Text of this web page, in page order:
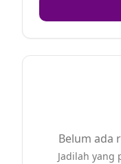
Belum ada
Jadilah yang